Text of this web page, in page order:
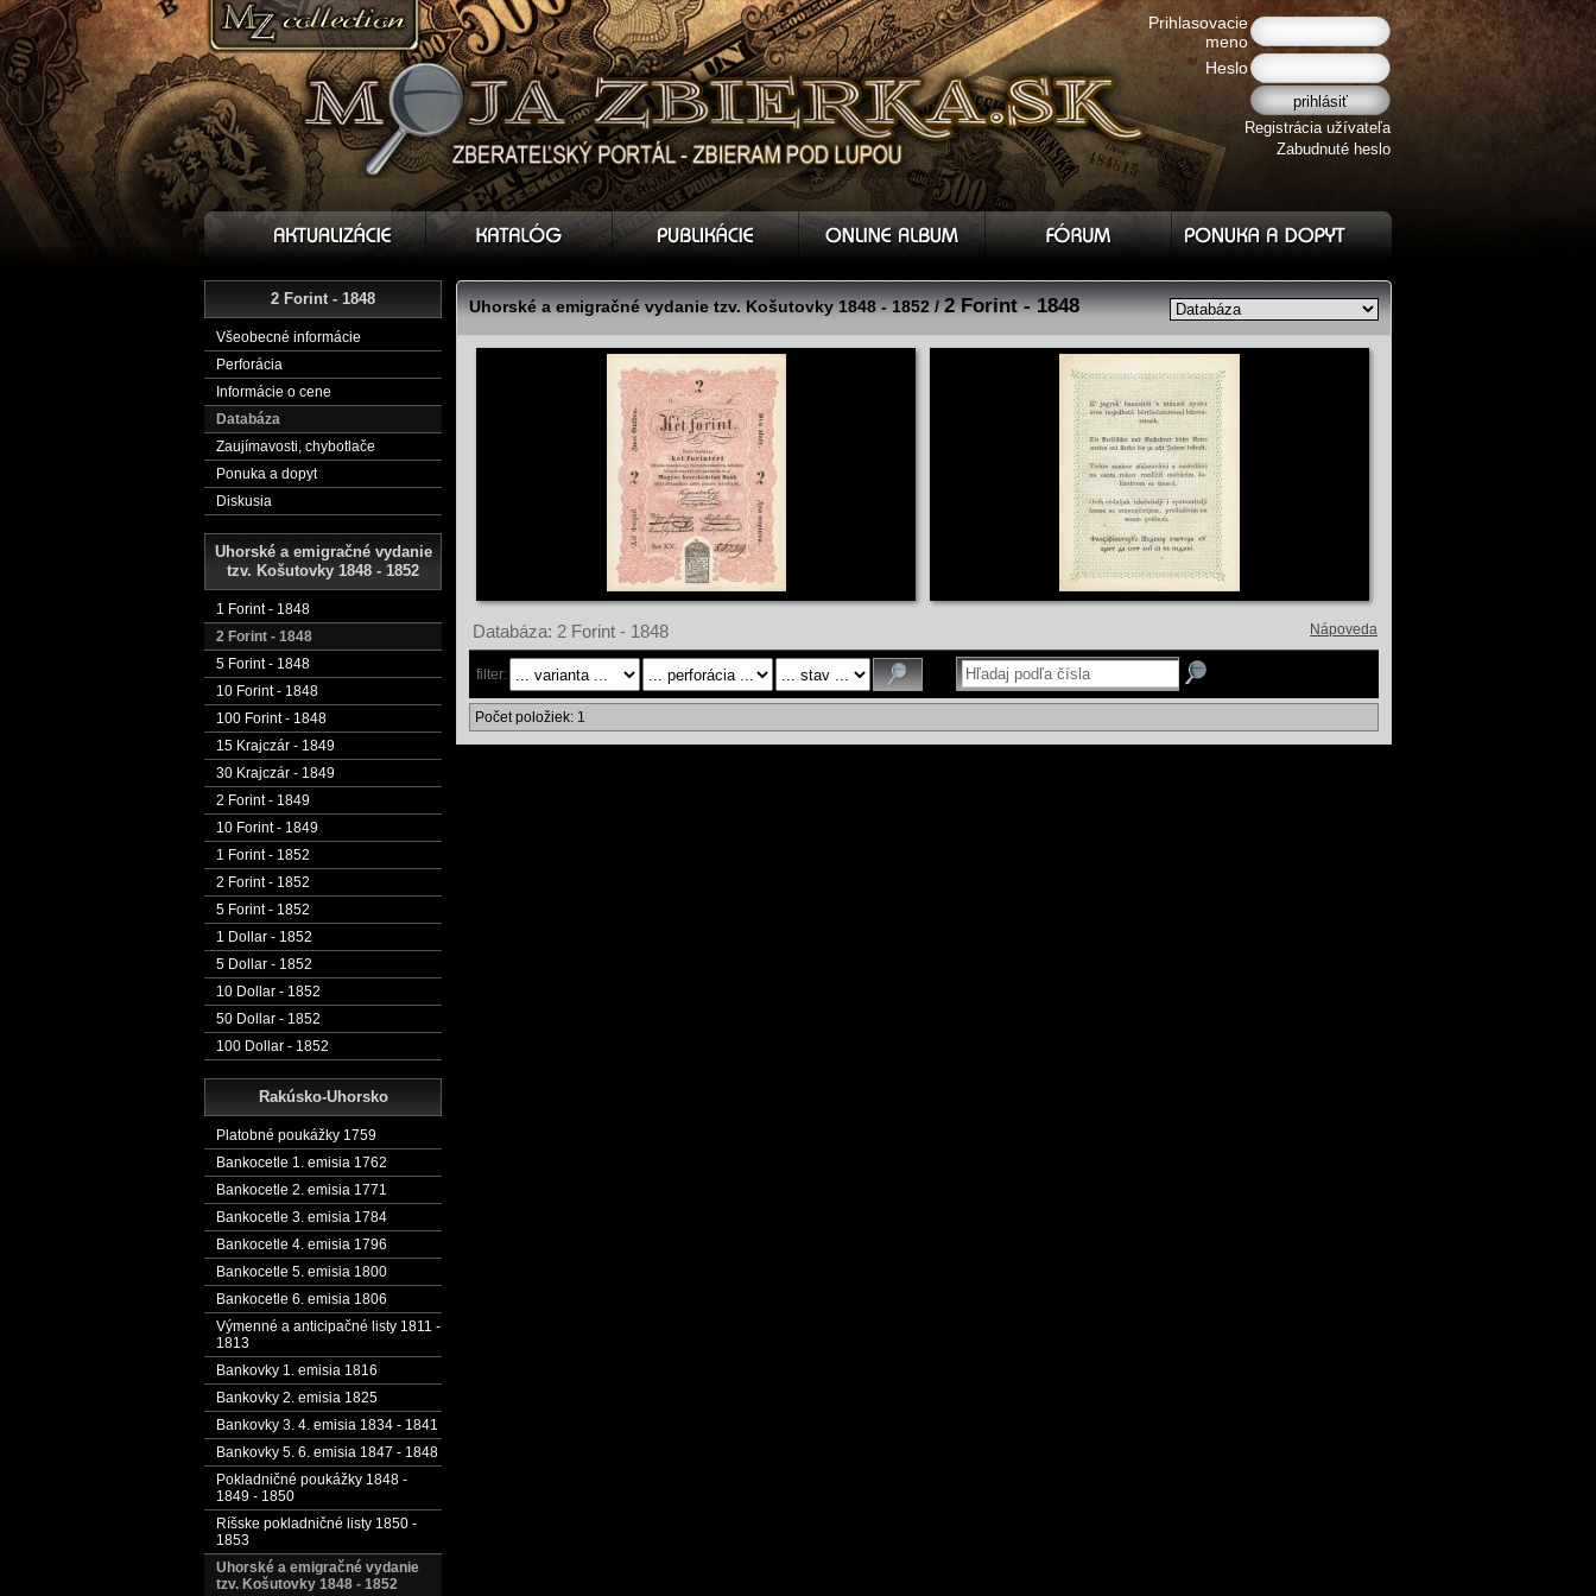
Prihlasovacie
meno
Heslo
Registrácia užívateľa
Zabudnuté heslo
2 Forint - 1848
Všeobecné informácie
Perforácia
Informácie o cene
Databáza
Zaujímavosti, chybotlače
Ponuka a dopyt
Diskusia
Uhorské a emigračné vydanie
tzv. Košutovky 1848 - 1852
1 Forint - 1848
2 Forint - 1848
5 Forint - 1848
10 Forint - 1848
100 Forint - 1848
15 Krajczár - 1849
30 Krajczár - 1849
2 Forint - 1849
10 Forint - 1849
1 Forint - 1852
2 Forint - 1852
5 Forint - 1852
1 Dollar - 1852
5 Dollar - 1852
10 Dollar - 1852
50 Dollar - 1852
100 Dollar - 1852
Rakúsko-Uhorsko
Platobné poukážky 1759
Bankocetle 1. emisia 1762
Bankocetle 2. emisia 1771
Bankocetle 3. emisia 1784
Bankocetle 4. emisia 1796
Bankocetle 5. emisia 1800
Bankocetle 6. emisia 1806
Výmenné a anticipačné listy 1811 -
1813
Bankovky 1. emisia 1816
Bankovky 2. emisia 1825
Bankovky 3. 4. emisia 1834 - 1841
Bankovky 5. 6. emisia 1847 - 1848
Pokladničné poukážky 1848 -
1849 - 1850
Ríšske pokladničné listy 1850 -
1853
Uhorské a emigračné vydanie
tzv. Košutovky 1848 - 1852
Uhorské a emigračné vydanie tzv. Košutovky 1848 - 1852 /2 Forint - 1848
Databáza: 2 Forint - 1848 Nápoveda
filter:
Počet položiek: 1